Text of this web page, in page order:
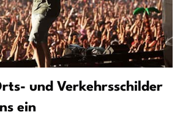
und Verkehrsschilder
ein